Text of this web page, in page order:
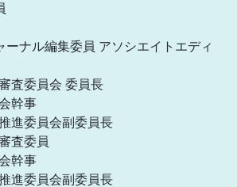
ナル編集委員 アソシエイトエディ
査委員会 委員長
幹事
進委員会副委員長
査委員
幹事
進委員会副委員長